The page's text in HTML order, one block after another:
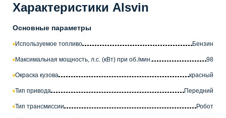
Характеристики Alsvin
Основные параметры
Используемое топливо Бензин
Максимальная мощность, л.с. (кВт) при об./мин. 98
Окраска кузова красный
Тип привода Передний
Тип трансмиссии Робот